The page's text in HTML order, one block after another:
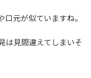
元が似ていますね。
は見間違えてしまいそ